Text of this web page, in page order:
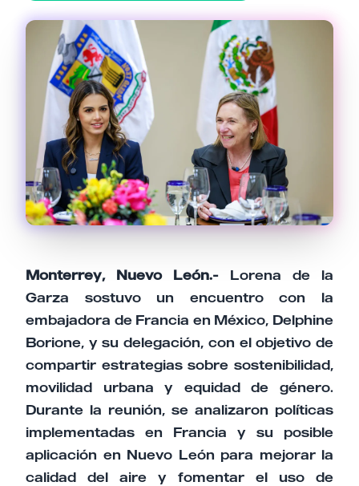
Monterrey, Nuevo León.- Lorena de la
Garza sostuvo un encuentro con la
embajadora de Francia en México, Delphine
Borione, y su delegación, con el objetivo de
compartir estrategias sobre sostenibilidad,
movilidad urbana y equidad de género.
Durante la reunión, se analizaron políticas
implementadas en Francia y su posible
aplicación en Nuevo León para mejorar la
calidad del aire y fomentar el uso de
Cancelar Enviar comentario